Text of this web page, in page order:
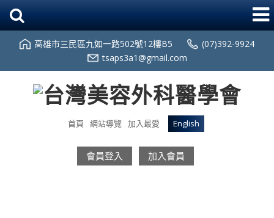
高雄市三民區九如一路502號12樓B5
(07)392-9924
tsaps3a1@gmail.com
首頁 網站導覽 加入最愛 English
會員登入 加入會員